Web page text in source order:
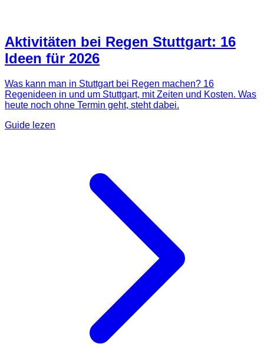
Aktivitäten bei Regen Stuttgart: 16
Ideen für 2026
Was kann man in Stuttgart bei Regen machen? 16
Regenideen in und um Stuttgart, mit Zeiten und Kosten. Was
heute noch ohne Termin geht, steht dabei.
Guide lezen